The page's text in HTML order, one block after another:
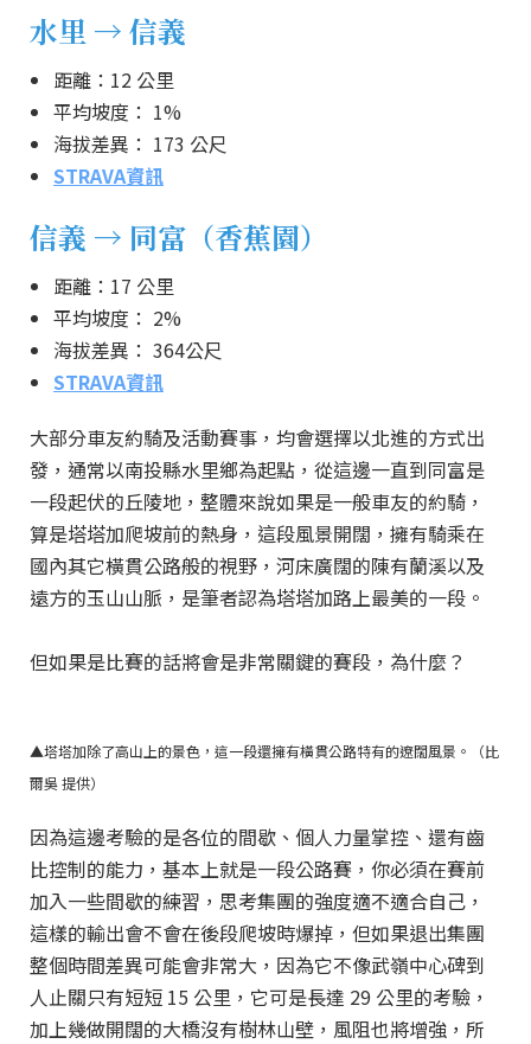
水里 → 信義
距離：12 公里
平均坡度： 1%
海拔差異： 173 公尺
STRAVA資訊
信義 → 同富（香蕉園）
距離：17 公里
平均坡度： 2%
海拔差異： 364公尺
STRAVA資訊
大部分車友約騎及活動賽事，均會選擇以北進的方式出
發，通常以南投縣水里鄉為起點，從這邊一直到同富是
一段起伏的丘陵地，整體來說如果是一般車友的約騎，
算是塔塔加爬坡前的熱身，這段風景開闊，擁有騎乘在
國內其它橫貫公路般的視野，河床廣闊的陳有蘭溪以及
遠方的玉山山脈，是筆者認為塔塔加路上最美的一段。
但如果是比賽的話將會是非常關鍵的賽段，為什麼？
▲塔塔加除了高山上的景色，這一段還擁有橫貫公路特有的遼闊風景。（比
爾吳 提供）
因為這邊考驗的是各位的間歇、個人力量掌控、還有齒
比控制的能力，基本上就是一段公路賽，你必須在賽前
加入一些間歇的練習，思考集團的強度適不適合自己，
這樣的輸出會不會在後段爬坡時爆掉，但如果退出集團
整個時間差異可能會非常大，因為它不像武嶺中心碑到
人止關只有短短 15 公里，它可是長達 29 公里的考驗，
加上幾做開闊的大橋沒有樹林山壁，風阻也將增強，所